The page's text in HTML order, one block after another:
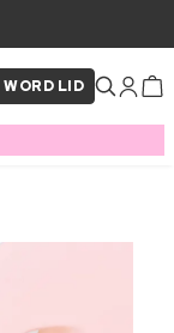
WORD LID